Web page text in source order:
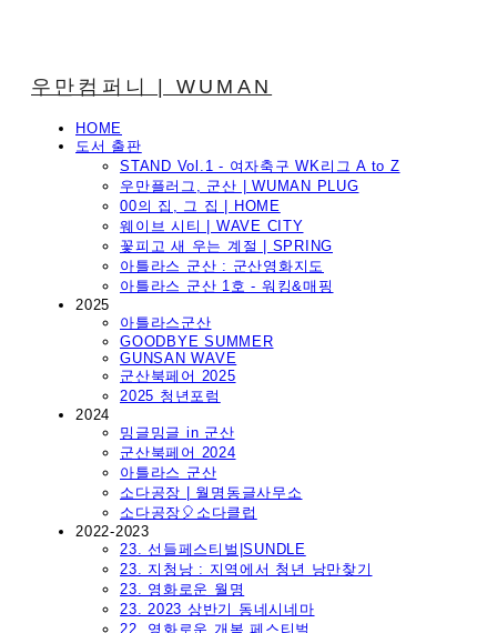
우만컴퍼니 | WUMAN
HOME
도서 출판
STAND Vol.1 - 여자축구 WK리그 A to Z
우만플러그, 군산 | WUMAN PLUG
00의 집, 그 집 | HOME
웨이브 시티 | WAVE CITY
꽃피고 새 우는 계절 | SPRING
아틀라스 군산 : 군산영화지도
아틀라스 군산 1호 - 워킹&매핑
2025
아틀라스군산
GOODBYE SUMMER
GUNSAN WAVE
군산북페어 2025
2025 청년포럼
2024
밍글밍글 in 군산
군산북페어 2024
아틀라스 군산
소다공장 | 월명동글사무소
소다공장🎈소다클럽
2022-2023
23. 선들페스티벌|SUNDLE
23. 지청낭 : 지역에서 청년 낭만찾기
23. 영화로운 월명
23. 2023 상반기 동네시네마
22. 영화로운 개복 페스티벌